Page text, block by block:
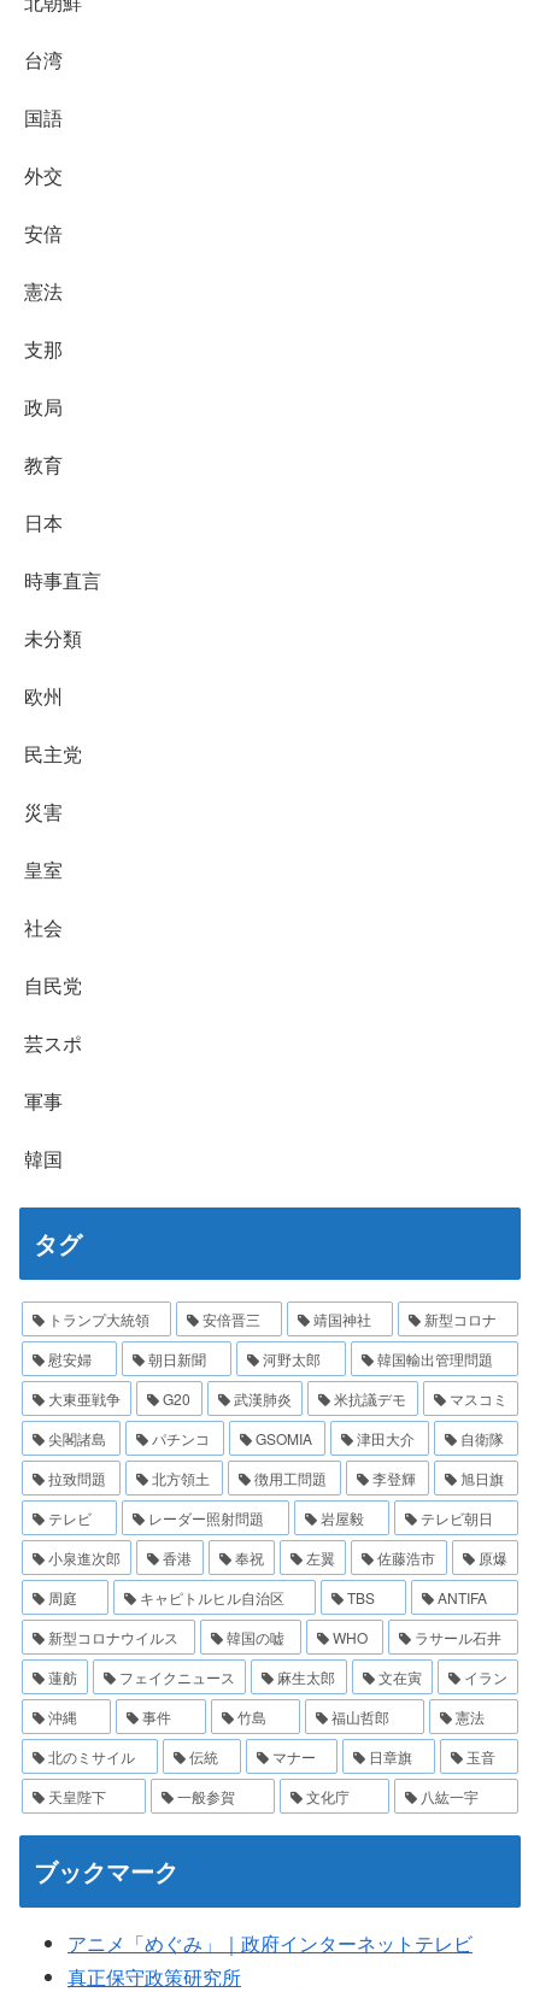
台湾
国語
外交
安倍
憲法
支那
政局
教育
日本
時事直言
未分類
欧州
民主党
災害
皇室
社会
自民党
芸スポ
軍事
韓国
タグ
トランプ大統領 安倍晋三 靖国神社
新型コロナ
慰安婦
朝日新聞 河野太郎
韓国輸出管理問題
大東亜戦争
G20 武漢肺炎 米抗議デモ
マスコミ
尖閣諸島
パチンコ GSOMIA 津田大介
自衛隊
拉致問題
北方領土 徴用工問題 李登輝
旭日旗
テレビ
レーダー照射問題 岩屋毅
テレビ朝日
小泉進次郎
香港 奉祝 左翼 佐藤浩市
原爆
周庭
キャピトルヒル自治区 TBS
ANTIFA
新型コロナウイルス
韓国の嘘 WHO
ラサール石井
蓮舫
フェイクニュース 麻生太郎 文在寅
イラン
沖縄
事件 竹島 福山哲郎
憲法
北のミサイル
伝統 マナー 日章旗
玉音
天皇陛下
一般参賀 文化庁 八紘一宇
ブックマーク
アニメ「めぐみ」｜政府インターネットテレビ
真正保守政策研究所